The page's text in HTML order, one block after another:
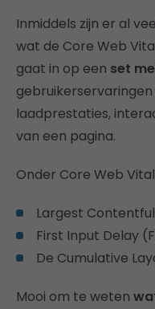
Inmiddels zijn er al
wat de Core Web
gaat in op een set
laadprestaties,
van een pagina.
Onder Core Web
Largest
First Input Delay
De Cumulative
Mooi om te weten